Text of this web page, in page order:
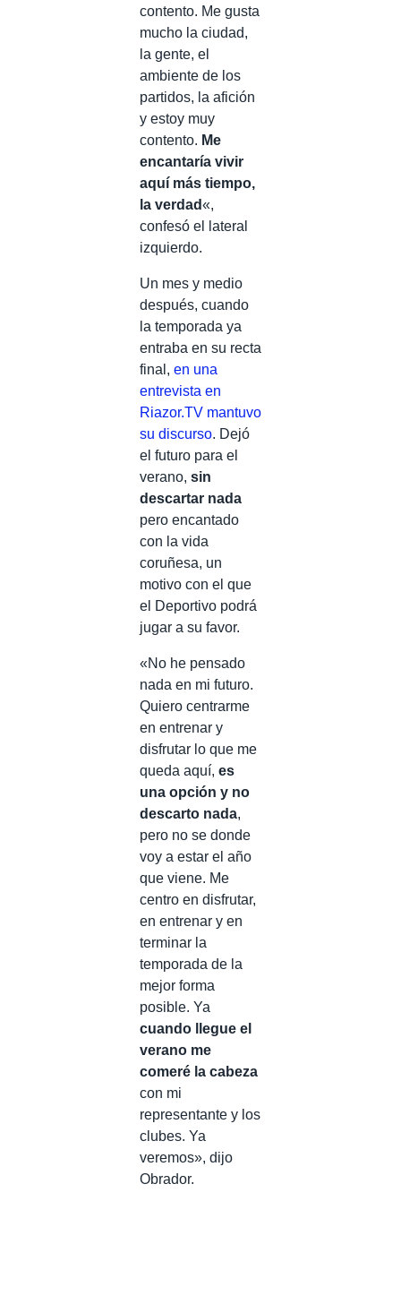
contento. Me gusta
mucho la ciudad,
la gente, el
ambiente de los
partidos, la afición
y estoy muy
contento. Me
encantaría vivir
aquí más tiempo,
la verdad«,
confesó el lateral
izquierdo.
Un mes y medio
después, cuando
la temporada ya
entraba en su recta
final, en una
entrevista en
Riazor.TV mantuvo
su discurso. Dejó
el futuro para el
verano, sin
descartar nada
pero encantado
con la vida
coruñesa, un
motivo con el que
el Deportivo podrá
jugar a su favor.
«No he pensado
nada en mi futuro.
Quiero centrarme
en entrenar y
disfrutar lo que me
queda aquí, es
una opción y no
descarto nada,
pero no se donde
voy a estar el año
que viene. Me
centro en disfrutar,
en entrenar y en
terminar la
temporada de la
mejor forma
posible. Ya
cuando llegue el
verano me
comeré la cabeza
con mi
representante y los
clubes. Ya
veremos», dijo
Obrador.